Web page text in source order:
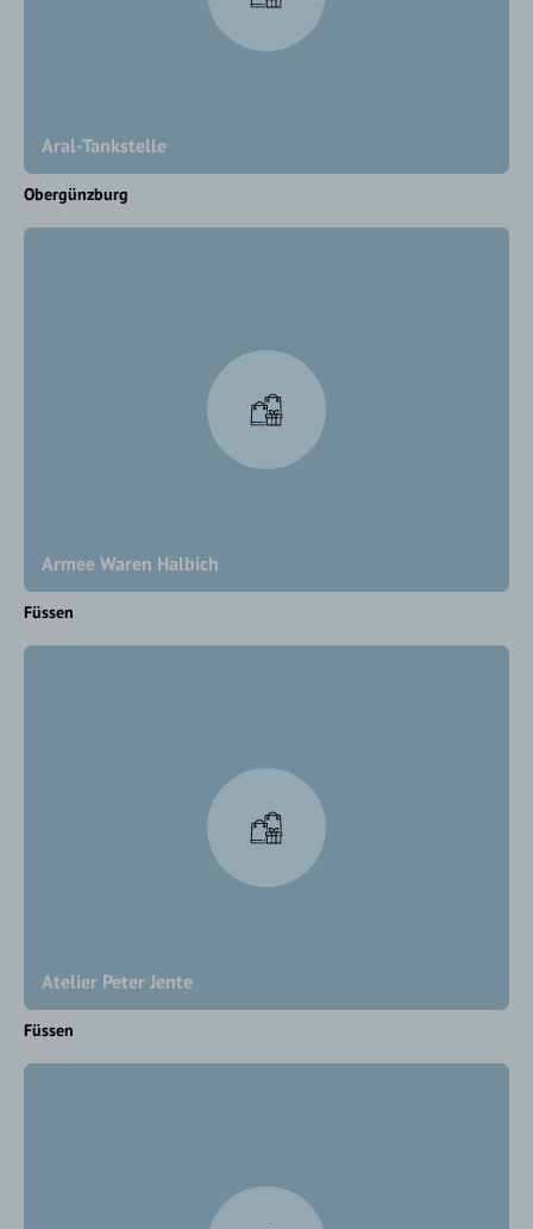
Aral-Tankstelle
Obergünzburg
Armee Waren Halbich
Füssen
Atelier Peter Jente
Füssen